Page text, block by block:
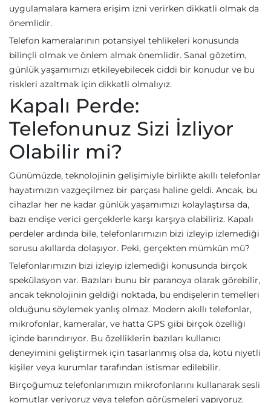
uygulamalara kamera erişim izni verirken dikkatli olmak da
önemlidir.
Telefon kameralarının potansiyel tehlikeleri konusunda
bilinçli olmak ve önlem almak önemlidir. Sanal gözetim,
günlük yaşamımızı etkileyebilecek ciddi bir konudur ve bu
riskleri azaltmak için dikkatli olmalıyız.
Kapalı Perde:
Telefonunuz Sizi İzliyor
Olabilir mi?
Günümüzde, teknolojinin gelişimiyle birlikte akıllı telefonlar
hayatımızın vazgeçilmez bir parçası haline geldi. Ancak, bu
cihazlar her ne kadar günlük yaşamımızı kolaylaştırsa da,
bazı endişe verici gerçeklerle karşı karşıya olabiliriz. Kapalı
perdeler ardında bile, telefonlarımızın bizi izleyip izlemediği
sorusu akıllarda dolaşıyor. Peki, gerçekten mümkün mü?
Telefonlarımızın bizi izleyip izlemediği konusunda birçok
spekülasyon var. Bazıları bunu bir paranoya olarak görebilir,
ancak teknolojinin geldiği noktada, bu endişelerin temelleri
olduğunu söylemek yanlış olmaz. Modern akıllı telefonlar,
mikrofonlar, kameralar, ve hatta GPS gibi birçok özelliği
içinde barındırıyor. Bu özelliklerin bazıları kullanıcı
deneyimini geliştirmek için tasarlanmış olsa da, kötü niyetli
kişiler veya kurumlar tarafından istismar edilebilir.
Birçoğumuz telefonlarımızın mikrofonlarını kullanarak sesli
komutlar veriyoruz veya telefon görüşmeleri yapıyoruz.